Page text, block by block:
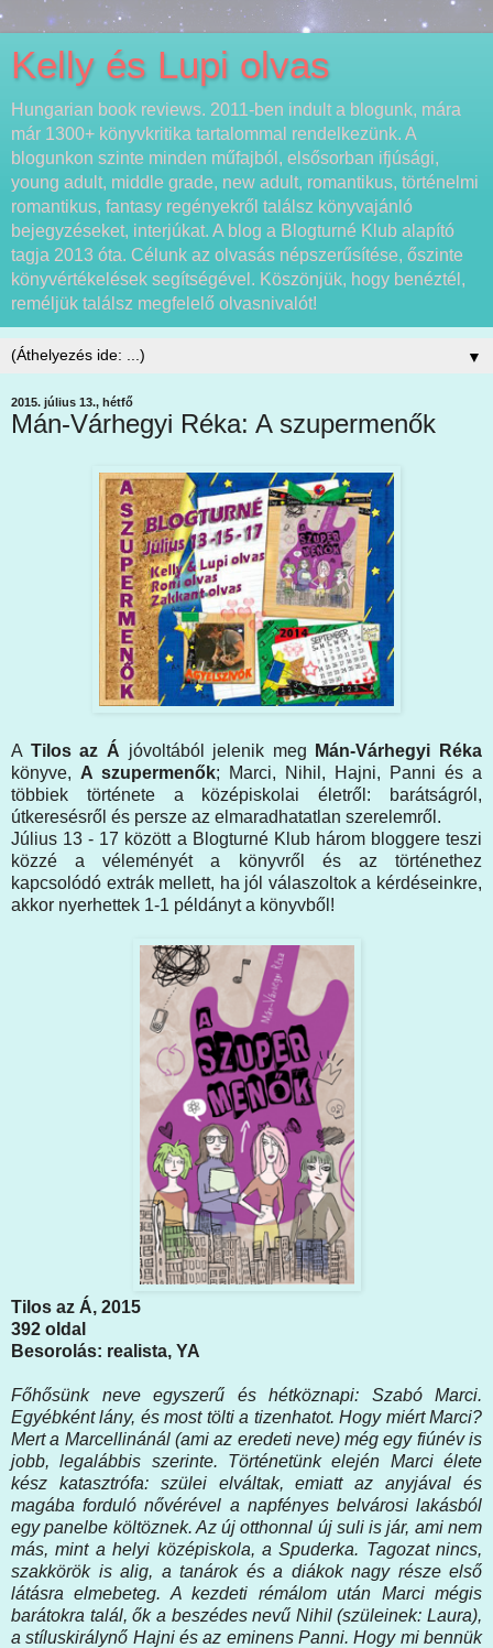
Kelly és Lupi olvas
Hungarian book reviews. 2011-ben indult a blogunk, mára
már 1300+ könyvkritika tartalommal rendelkezünk. A
blogunkon szinte minden műfajból, elsősorban ifjúsági,
young adult, middle grade, new adult, romantikus, történelmi
romantikus, fantasy regényekről találsz könyvajánló
bejegyzéseket, interjúkat. A blog a Blogturné Klub alapító
tagja 2013 óta. Célunk az olvasás népszerűsítése, őszinte
könyvértékelések segítségével. Köszönjük, hogy benéztél,
reméljük találsz megfelelő olvasnivalót!
▼
2015. július 13., hétfő
Mán-Várhegyi Réka: A szupermenők
A Tilos az Á jóvoltából jelenik meg
Mán-Várhegyi Réka
könyve, A szupermenők; Marci, Nihil, Hajni, Panni és a
többiek története a középiskolai életről: barátságról,
útkeresésről és persze az elmaradhatatlan szerelemről.
Július 13 - 17 között a Blogturné Klub három bloggere teszi
közzé a véleményét a könyvről és az történethez
kapcsolódó extrák mellett, ha jól válaszoltok a kérdéseinkre,
akkor nyerhettek 1-1 példányt a könyvből!
Tilos az Á, 2015
392 oldal
Besorolás: realista, YA
Főhősünk neve egyszerű és hétköznapi: Szabó Marci.
Egyébként lány, és most tölti a tizenhatot. Hogy miért Marci?
Mert a Marcellinánál (ami az eredeti neve) még egy fiúnév is
jobb, legalábbis szerinte. Történetünk elején Marci élete
kész katasztrófa: szülei elváltak, emiatt az anyjával és
magába forduló nővérével a napfényes belvárosi lakásból
egy panelbe költöznek. Az új otthonnal új suli is jár, ami nem
más, mint a helyi középiskola, a Spuderka. Tagozat nincs,
szakkörök is alig, a tanárok és a diákok nagy része első
látásra elmebeteg. A kezdeti rémálom után Marci mégis
barátokra talál, ők a beszédes nevű Nihil (szüleinek: Laura),
a stíluskirálynő Hajni és az eminens Panni. Hogy mi bennük